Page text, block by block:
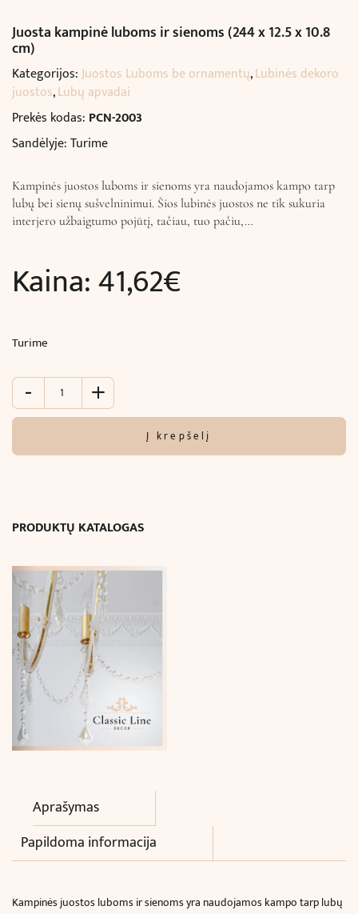
Juosta kampinė luboms ir sienoms (244 x 12.5 x 10.8
cm)
Kategorijos:Juostos Luboms be ornamentų,Lubinės dekoro
juostos,Lubų apvadai
Prekės kodas: PCN-2003
Sandėlyje: Turime
Kampinės juostos luboms ir sienoms yra naudojamos kampo tarp
lubų bei sienų sušvelninimui. Šios lubinės juostos ne tik sukuria
interjero užbaigtumo pojūtį, tačiau, tuo pačiu,…
Kaina:41,62€
Turime
-
produkto
Juosta
luboms
x
10.8
cm)
+
Į krepšelį
PRODUKTŲ KATALOGAS
Aprašymas
Papildoma informacija
Kampinės juostos luboms ir sienomsyra naudojamos kampo tarp lubų